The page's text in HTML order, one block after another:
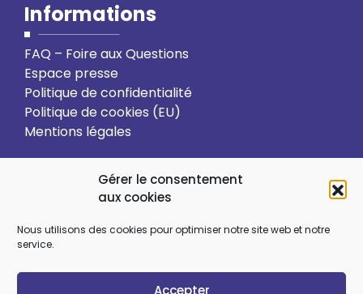
Gérer le consentement
aux cookies
Nous utilisons des cookies pour optimiser notre site web et notre
service.
Accepter
Informations
FAQ – Foire aux Questions
Espace presse
Politique de confidentialité
Politique de cookies (EU)
Mentions légales
Action solidaire Formation